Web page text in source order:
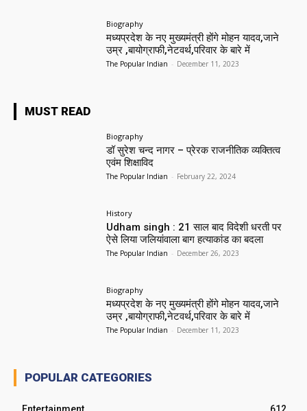
Biography
मध्यप्रदेश के नए मुख्यमंत्री होंगे मोहन यादव,जाने
उम्र ,बायोग्राफी,नेटवर्थ,परिवार के बारे में
The Popular Indian - December 11, 2023
MUST READ
Biography
डॉ सुरेश चन्द नागर – प्रेरक राजनीतिक व्यक्तित्व
एवंम शिक्षाविद
The Popular Indian - February 22, 2024
History
Udham singh : 21 साल बाद विदेशी धरती पर
ऐसे लिया जलियांवाला बाग हत्याकांड का बदला
The Popular Indian - December 26, 2023
Biography
मध्यप्रदेश के नए मुख्यमंत्री होंगे मोहन यादव,जाने
उम्र ,बायोग्राफी,नेटवर्थ,परिवार के बारे में
The Popular Indian - December 11, 2023
POPULAR CATEGORIES
Entertainment 612